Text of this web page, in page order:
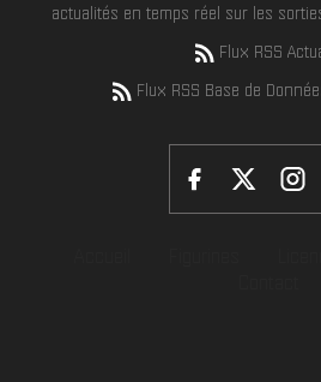
actualités en temps réel sur les
Flux RSS
Flux RSS Base de